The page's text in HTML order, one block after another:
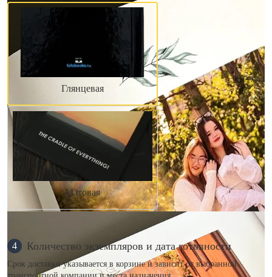
Глянцевая
Матовая
4 Количество экземпляров и дата готовности
Срок доставки указывается в корзине и зависит от выбранной